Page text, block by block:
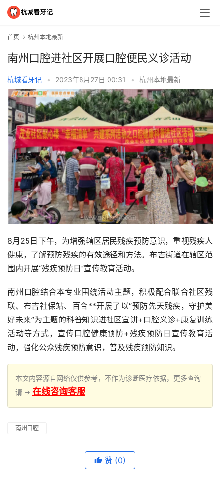
首页 杭州本地最新
南州口腔进社区开展口腔便民义诊活动
杭城看牙记 • 2023年8月27日 00:31 • 杭州本地最新
8月25日下午，为增强辖区居民残疾预防意识，重视残疾人
健康，了解预防残疾的有效途径和方法。布吉街道在辖区范
围内开展“残疾预防日”宣传教育活动。
南州口腔结合本专业围绕活动主题，积极配合联合社区残
联、布吉社保站、百合**开展了以“预防先天残疾，守护美
好未来”为主题的科普知识进社区宣讲+口腔义诊+康复训练
活动等方式，宣传口腔健康预防+残疾预防日宣传教育活
动，强化公众残疾预防意识，普及残疾预防知识。
本文内容源自网络仅供参考，不作为诊断医疗依据，更多查询
请 → 在线咨询客服
南州口腔
赞 (0)